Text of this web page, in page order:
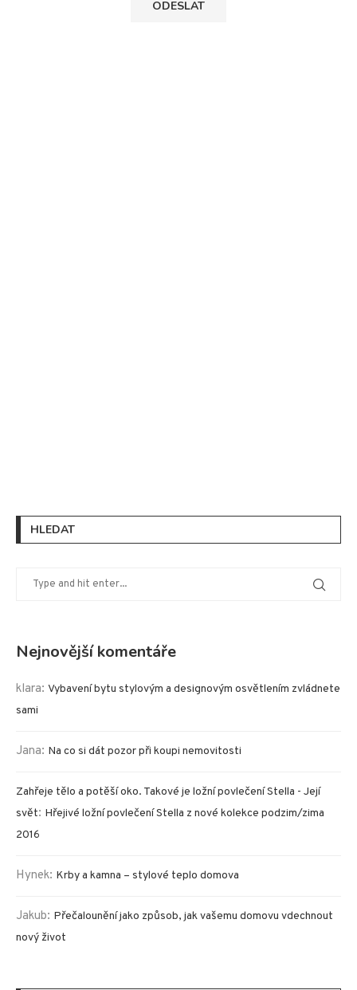
HLEDAT
Nejnovější komentáře
klara: Vybavení bytu stylovým a designovým osvětlením zvládnete
sami
Jana: Na co si dát pozor při koupi nemovitosti
Zahřeje tělo a potěší oko. Takové je ložní povlečení Stella - Její
svět: Hřejivé ložní povlečení Stella z nové kolekce podzim/zima
2016
Hynek: Krby a kamna – stylové teplo domova
Jakub: Přečalounění jako způsob, jak vašemu domovu vdechnout
nový život